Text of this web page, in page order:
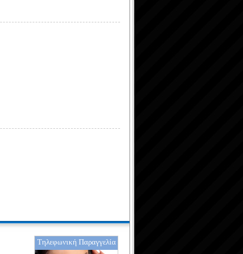
Τηλεφωνική Παραγγελία